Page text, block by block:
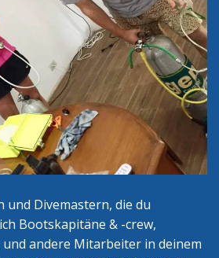
und Divemastern, die du
Bootskapitäne & -crew,
andere Mitarbeiter in deinem